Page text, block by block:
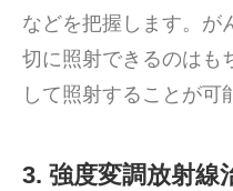
などを把握します。が
切に照射できるのはも
して照射することが可
3. 強度変調放射線